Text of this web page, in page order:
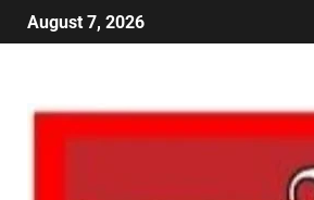
August 7, 2026